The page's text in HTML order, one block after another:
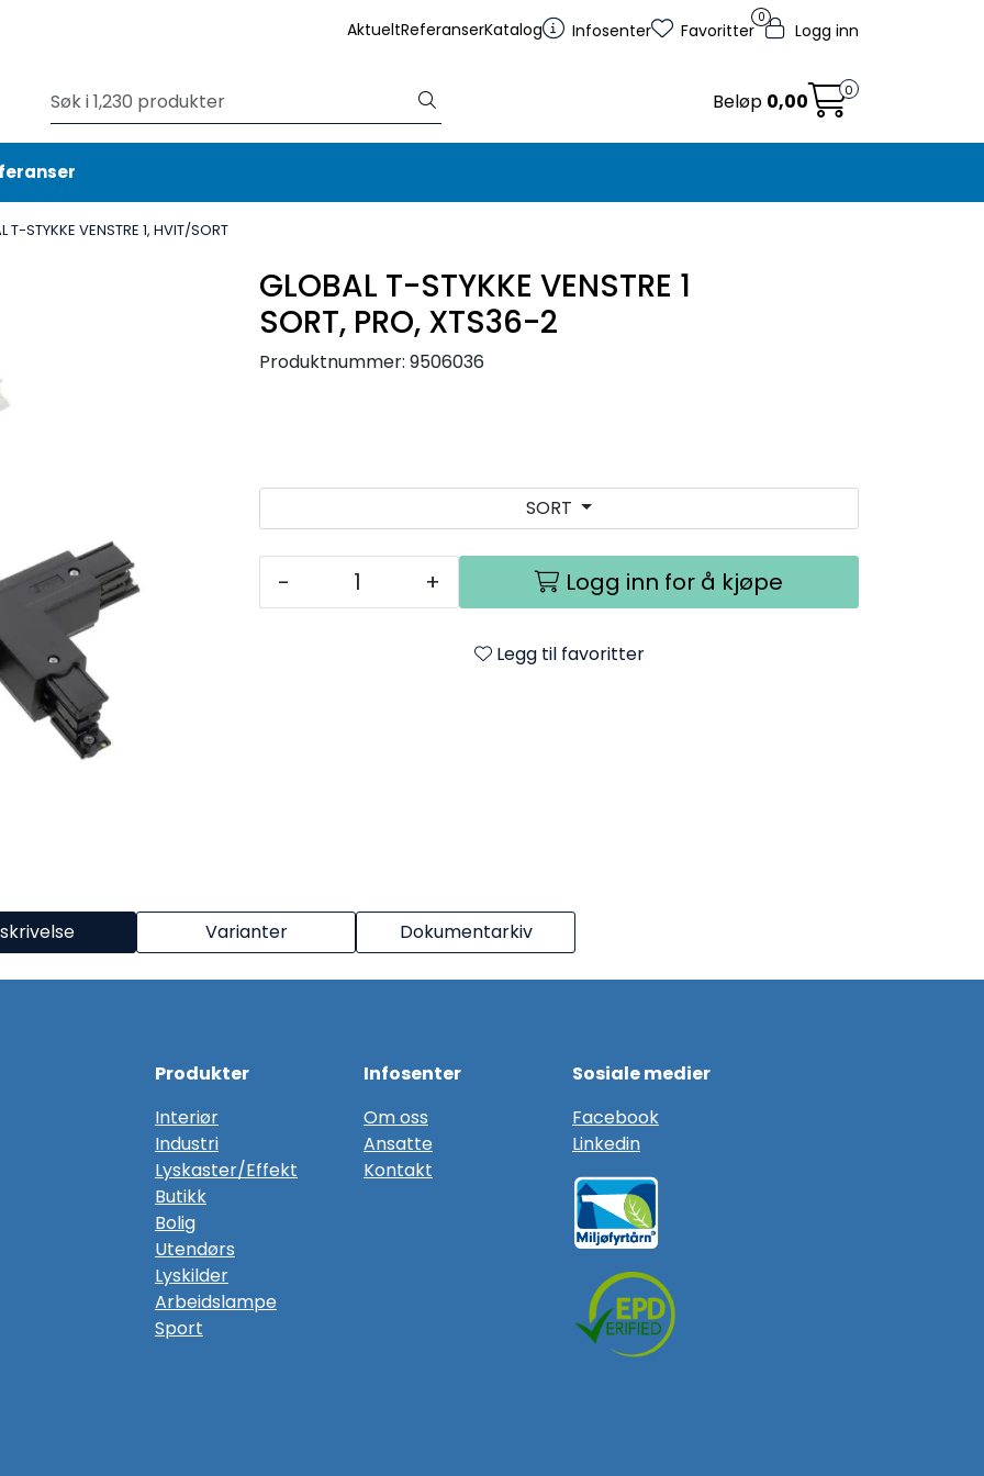
AktueltReferanserKatalog Infosenter
0
Favoritter Logg inn
Beløp 0,00 0
T-STYKKE VENSTRE 1, HVIT/SORT
GLOBAL T-STYKKE VENSTRE 1
SORT, PRO, XTS36-2
Produktnummer: 9506036
SORT
- + Logg inn for å kjøpe
Legg til favoritter
Varianter Dokumentarkiv
Produkter
Interiør
Industri
Lyskaster/Effekt
Butikk
Bolig
Utendørs
Lyskilder
Arbeidslampe
Sport
Infosenter
Om oss
Ansatte
Kontakt
Sosiale medier
Facebook
Linkedin